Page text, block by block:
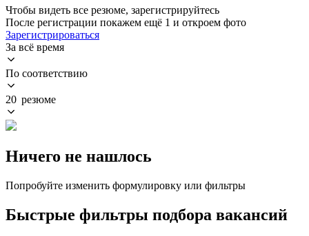
Чтобы видеть все резюме, зарегистрируйтесь
После регистрации покажем ещё 1 и откроем фото
Зарегистрироваться
За всё время
По соответствию
20 резюме
Ничего не нашлось
Попробуйте изменить формулировку или фильтры
Быстрые фильтры подбора вакансий